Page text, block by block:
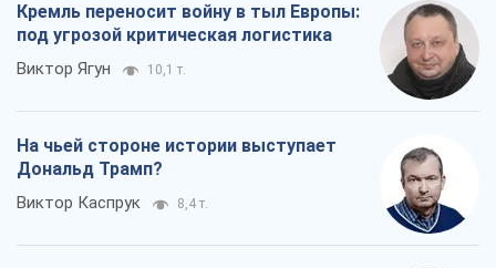
Кремль переносит войну в тыл Европы:
под угрозой критическая логистика
Виктор Ягун 10,1 т.
На чьей стороне истории выступает
Дональд Трамп?
Виктор Каспрук 8,4 т.